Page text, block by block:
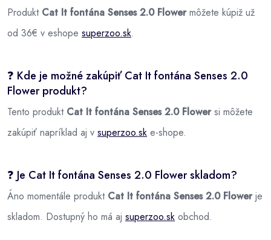
Produkt Cat It fontána Senses 2.0 Flowermôžete kúpiž už
od 36€ v eshope superzoo.sk.
❓ Kde je možné zakúpiť Cat It fontána Senses 2.0
Flower produkt?
Tento produkt Cat It fontána Senses 2.0 Flowersi môžete
zakúpiť napríklad aj v superzoo.sk e-shope.
❓ Je Cat It fontána Senses 2.0 Flower skladom?
Áno momentále produkt Cat It fontána Senses 2.0 Flowerje
skladom. Dostupný ho má aj superzoo.sk obchod.